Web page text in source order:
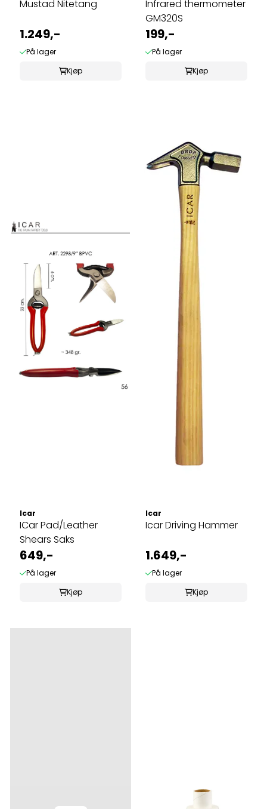
Mustad Nitetang
1.249,-
På lager
Kjøp
Infrared thermometer
GM320S
199,-
På lager
Kjøp
Icar
ICar Pad/Leather
Shears Saks
649,-
På lager
Kjøp
Icar
Icar Driving Hammer
1.649,-
På lager
Kjøp